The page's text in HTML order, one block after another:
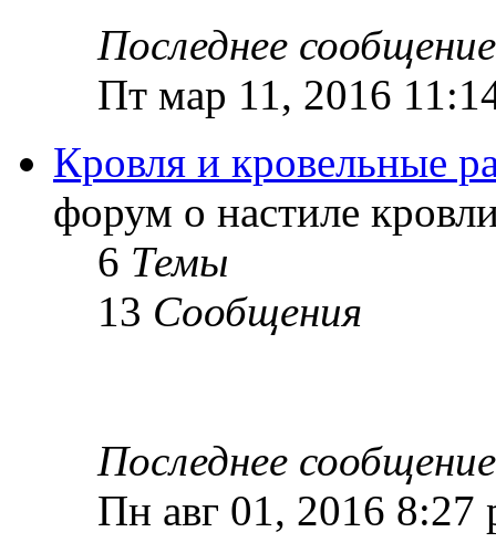
Последнее сообщение
Пт мар 11, 2016
Кровля и кровельные
форум о настиле
6 Темы
13 Сообщения
Последнее сообщение
Пн авг 01, 2016 8:27